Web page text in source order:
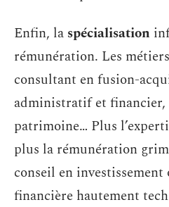
Enfin, la spécialisation
rémunération. Les
consultant en fusion-
administratif et financier,
patrimoine… Plus
plus la rémunération
conseil en investissement
financière hautement